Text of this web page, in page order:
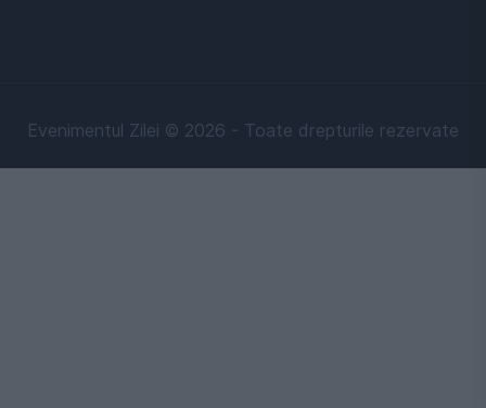
Evenimentul Zilei © 2026 - Toate drepturile rezervate